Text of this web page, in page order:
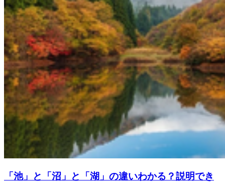
「池」と「沼」と「湖」の違いわかる？説明でき